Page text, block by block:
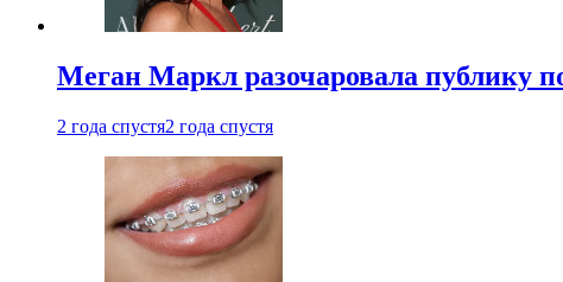
Меган Маркл разочаровала публику
2 года спустя2 года спустя